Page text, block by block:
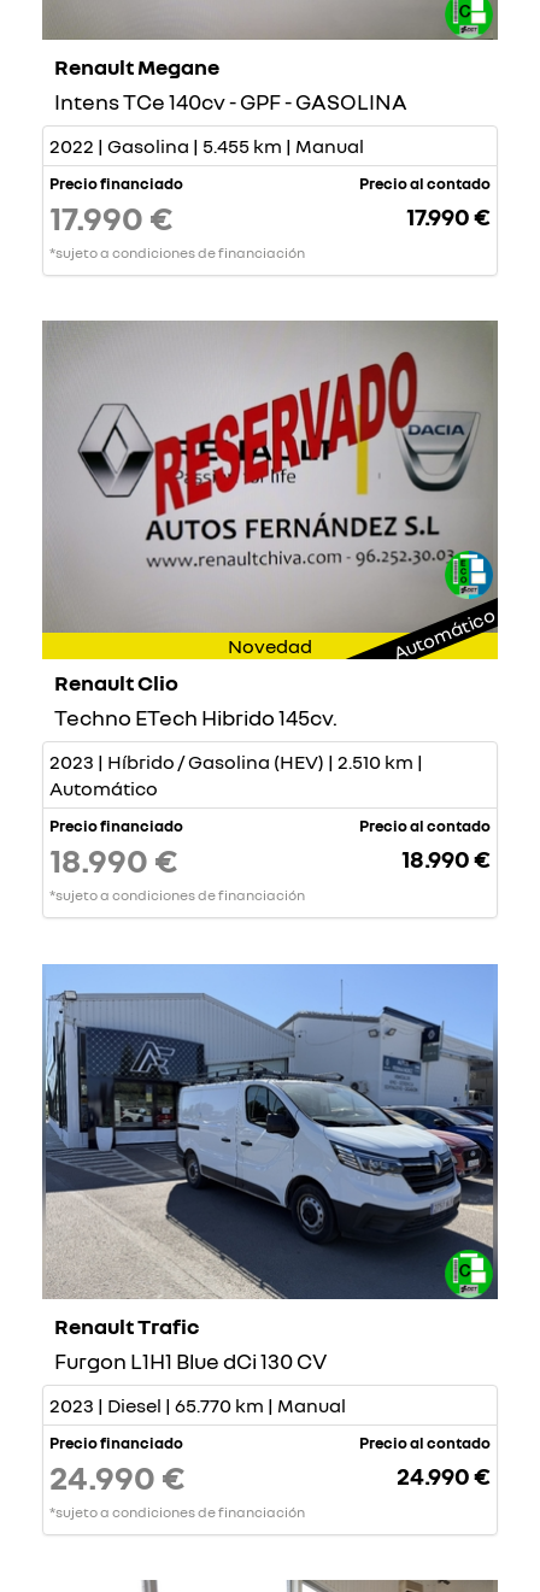
Renault Megane
Intens TCe 140cv - GPF - GASOLINA
2022 | Gasolina | 5.455 km | Manual
Precio financiado
17.990 €
*sujeto a condiciones de financiación
Precio al contado
17.990 €
Novedad Automático
Renault Clio
Techno ETech Hibrido 145cv.
2023 | Híbrido / Gasolina (HEV) | 2.510 km |
Automático
Precio financiado
18.990 €
*sujeto a condiciones de financiación
Precio al contado
18.990 €
Renault Trafic
Furgon L1H1 Blue dCi 130 CV
2023 | Diesel | 65.770 km | Manual
Precio financiado
24.990 €
*sujeto a condiciones de financiación
Precio al contado
24.990 €